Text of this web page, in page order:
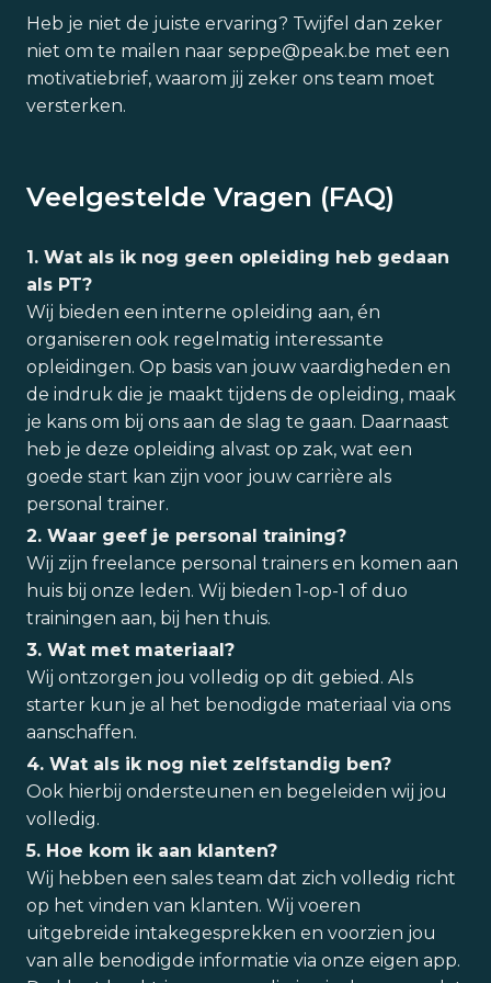
Heb je niet de juiste ervaring? Twijfel dan zeker
niet om te mailen naar seppe@peak.be met een
motivatiebrief, waarom jij zeker ons team moet
versterken.
Veelgestelde Vragen (FAQ)
1. Wat als ik nog geen opleiding heb gedaan
als PT?
Wij bieden een interne opleiding aan, én
organiseren ook regelmatig interessante
opleidingen. Op basis van jouw vaardigheden en
de indruk die je maakt tijdens de opleiding, maak
je kans om bij ons aan de slag te gaan. Daarnaast
heb je deze opleiding alvast op zak, wat een
goede start kan zijn voor jouw carrière als
personal trainer.
2. Waar geef je personal training?
Wij zijn freelance personal trainers en komen aan
huis bij onze leden. Wij bieden 1-op-1 of duo
trainingen aan, bij hen thuis.
3. Wat met materiaal?
Wij ontzorgen jou volledig op dit gebied. Als
starter kun je al het benodigde materiaal via ons
aanschaffen.
4. Wat als ik nog niet zelfstandig ben?
Ook hierbij ondersteunen en begeleiden wij jou
volledig.
5. Hoe kom ik aan klanten?
Wij hebben een sales team dat zich volledig richt
op het vinden van klanten. Wij voeren
uitgebreide intakegesprekken en voorzien jou
van alle benodigde informatie via onze eigen app.